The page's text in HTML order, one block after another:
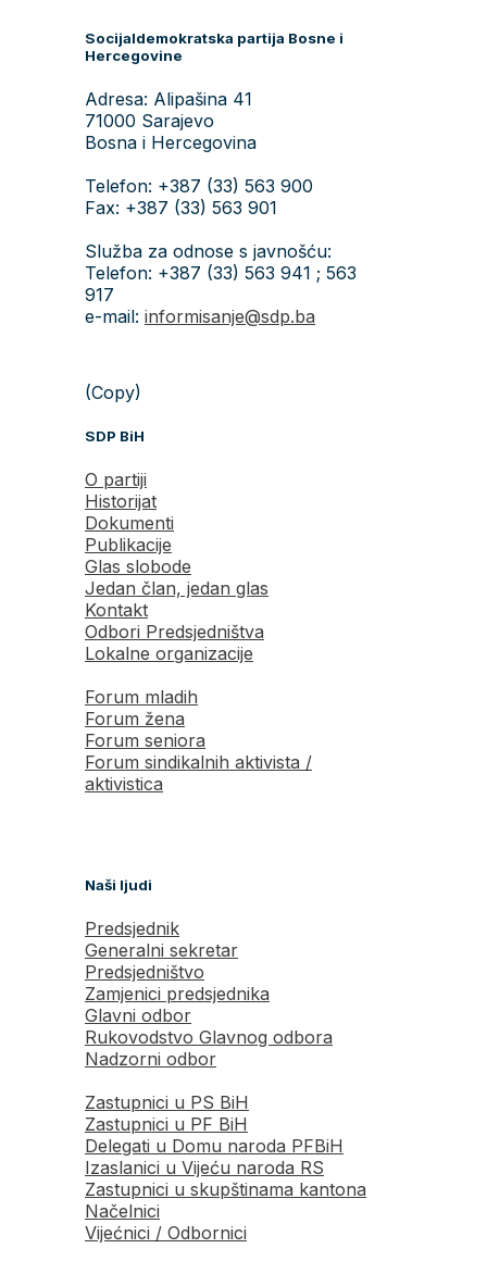
Socijaldemokratska partija Bosne i
Hercegovine
Adresa: Alipašina 41
71000 Sarajevo
Bosna i Hercegovina
Telefon: +387 (33) 563 900
Fax: +387 (33) 563 901
Služba za odnose s javnošću:
Telefon: +387 (33) 563 941 ; 563
917
e-mail: informisanje@sdp.ba
(Copy)
SDP BiH
O partiji
Historijat
Dokumenti
Publikacije
Glas slobode
Jedan član, jedan glas
Kontakt
Odbori Predsjedništva
Lokalne organizacije
Forum mladih
Forum žena
Forum seniora
Forum sindikalnih aktivista /
aktivistica
Naši ljudi
Predsjednik
Generalni sekretar
Predsjedništvo
Zamjenici predsjednika
Glavni odbor
Rukovodstvo Glavnog odbora
Nadzorni odbor
Zastupnici u PS BiH
Zastupnici u PF BiH
Delegati u Domu naroda PFBiH
Izaslanici u Vijeću naroda RS
Zastupnici u skupštinama kantona
Načelnici
Vijećnici / Odbornici